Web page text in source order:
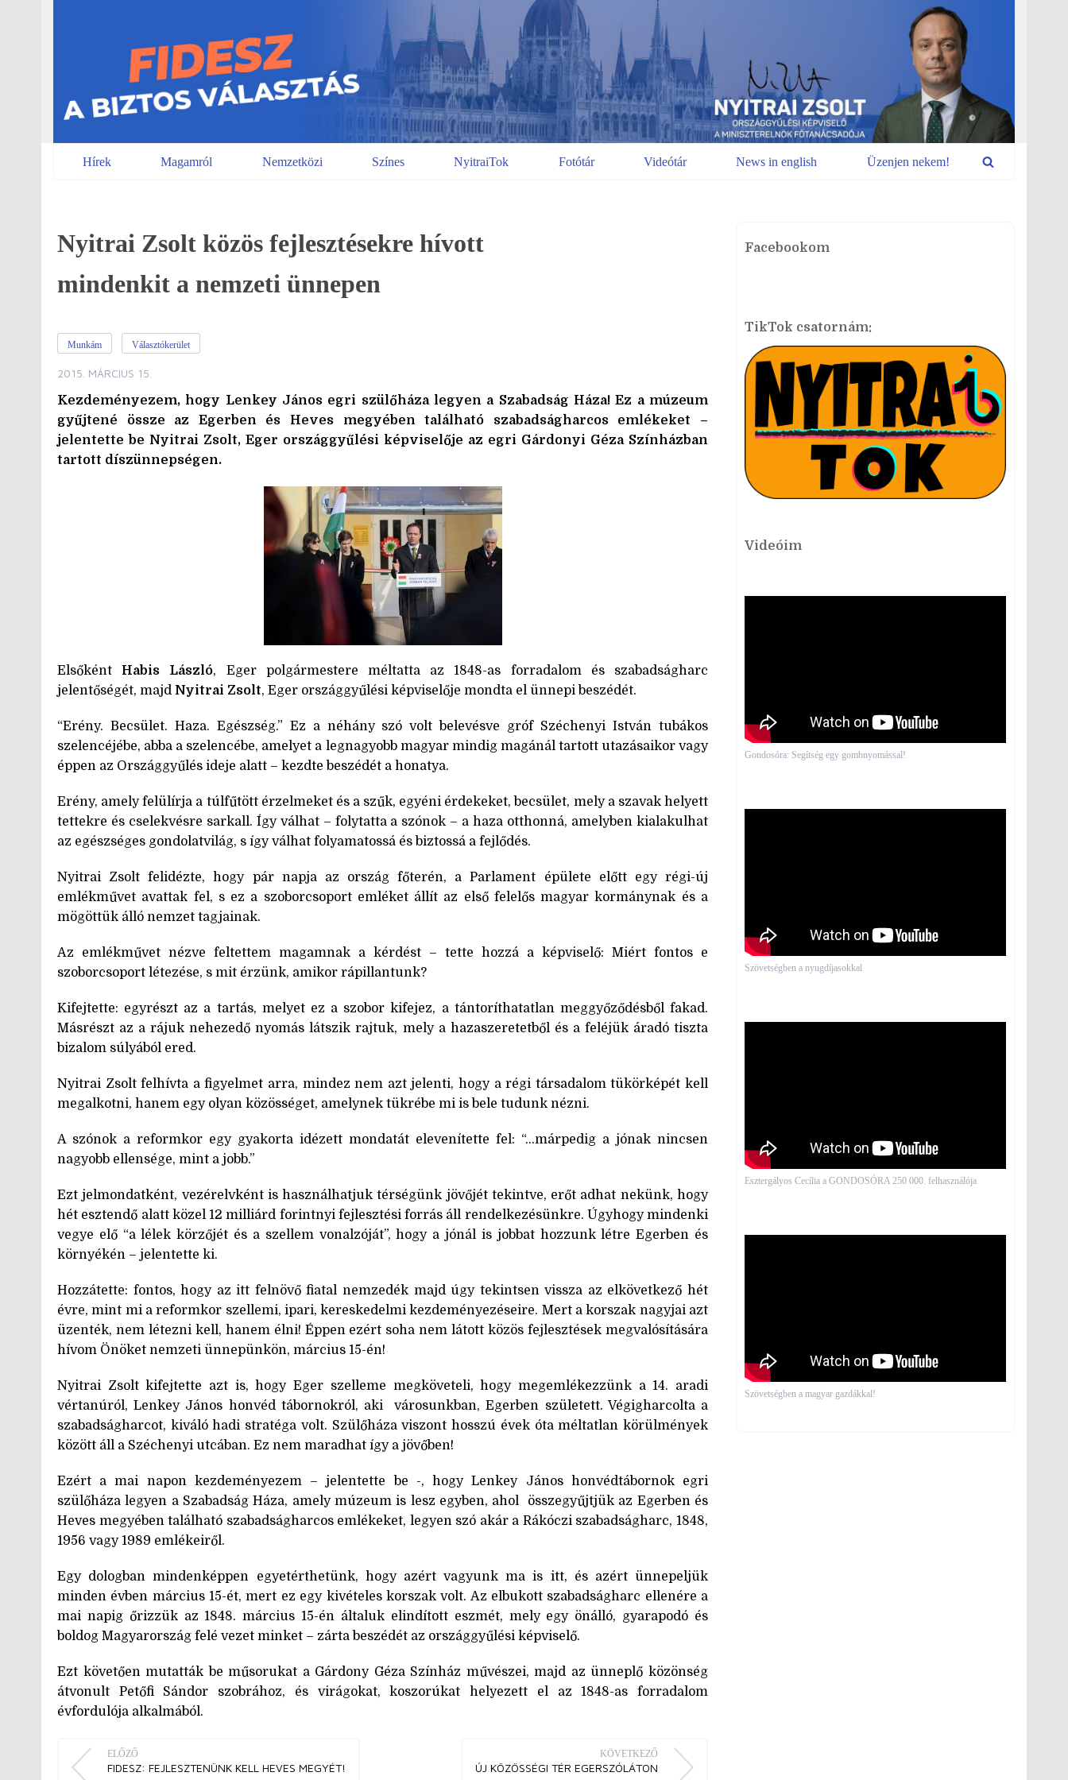
Hírek Magamról Nemzetközi Színes NyitraiTok Fotótár Videótár News in english Üzenjen nekem!
Nyitrai Zsolt közös fejlesztésekre hívott
mindenkit a nemzeti ünnepen
Munkám Választókerület
2015. MÁRCIUS 15.
Kezdeményezem, hogy Lenkey János egri szülőháza legyen a Szabadság Háza! Ez a múzeum
gyűjtené össze az Egerben és Heves megyében található szabadságharcos emlékeket –
jelentette be Nyitrai Zsolt, Eger országgyűlési képviselője az egri Gárdonyi Géza Színházban
tartott díszünnepségen.
Elsőként Habis László, Eger polgármestere méltatta az 1848-as forradalom és szabadságharc
jelentőségét, majd Nyitrai Zsolt, Eger országgyűlési képviselője mondta el ünnepi beszédét.
“Erény. Becsület. Haza. Egészség.” Ez a néhány szó volt belevésve gróf Széchenyi István tubákos
szelencéjébe, abba a szelencébe, amelyet a legnagyobb magyar mindig magánál tartott utazásaikor vagy
éppen az Országgyűlés ideje alatt – kezdte beszédét a honatya.
Erény, amely felülírja a túlfűtött érzelmeket és a szűk, egyéni érdekeket, becsület, mely a szavak helyett
tettekre és cselekvésre sarkall. Így válhat – folytatta a szónok – a haza otthonná, amelyben kialakulhat
az egészséges gondolatvilág, s így válhat folyamatossá és biztossá a fejlődés.
Nyitrai Zsolt felidézte, hogy pár napja az ország főterén, a Parlament épülete előtt egy régi-új
emlékművet avattak fel, s ez a szoborcsoport emléket állít az első felelős magyar kormánynak és a
mögöttük álló nemzet tagjainak.
Az emlékművet nézve feltettem magamnak a kérdést – tette hozzá a képviselő: Miért fontos e
szoborcsoport létezése, s mit érzünk, amikor rápillantunk?
Kifejtette: egyrészt az a tartás, melyet ez a szobor kifejez, a tántoríthatatlan meggyőződésből fakad.
Másrészt az a rájuk nehezedő nyomás látszik rajtuk, mely a hazaszeretetből és a feléjük áradó tiszta
bizalom súlyából ered.
Nyitrai Zsolt felhívta a figyelmet arra, mindez nem azt jelenti, hogy a régi társadalom tükörképét kell
megalkotni, hanem egy olyan közösséget, amelynek tükrébe mi is bele tudunk nézni.
A szónok a reformkor egy gyakorta idézett mondatát elevenítette fel: “…márpedig a jónak nincsen
nagyobb ellensége, mint a jobb.”
Ezt jelmondatként, vezérelvként is használhatjuk térségünk jövőjét tekintve, erőt adhat nekünk, hogy
hét esztendő alatt közel 12 milliárd forintnyi fejlesztési forrás áll rendelkezésünkre. Úgyhogy mindenki
vegye elő “a lélek körzőjét és a szellem vonalzóját”, hogy a jónál is jobbat hozzunk létre Egerben és
környékén – jelentette ki.
Hozzátette: fontos, hogy az itt felnövő fiatal nemzedék majd úgy tekintsen vissza az elkövetkező hét
évre, mint mi a reformkor szellemi, ipari, kereskedelmi kezdeményezéseire. Mert a korszak nagyjai azt
üzenték, nem létezni kell, hanem élni! Éppen ezért soha nem látott közös fejlesztések megvalósítására
hívom Önöket nemzeti ünnepünkön, március 15-én!
Nyitrai Zsolt kifejtette azt is, hogy Eger szelleme megköveteli, hogy megemlékezzünk a 14. aradi
vértanúról, Lenkey János honvéd tábornokról, aki városunkban, Egerben született. Végigharcolta a
szabadságharcot, kiváló hadi stratéga volt. Szülőháza viszont hosszú évek óta méltatlan körülmények
között áll a Széchenyi utcában. Ez nem maradhat így a jövőben!
Ezért a mai napon kezdeményezem – jelentette be -, hogy Lenkey János honvédtábornok egri
szülőháza legyen a Szabadság Háza, amely múzeum is lesz egyben, ahol összegyűjtjük az Egerben és
Heves megyében található szabadságharcos emlékeket, legyen szó akár a Rákóczi szabadságharc, 1848,
1956 vagy 1989 emlékeiről.
Egy dologban mindenképpen egyetérthetünk, hogy azért vagyunk ma is itt, és azért ünnepeljük
minden évben március 15-ét, mert ez egy kivételes korszak volt. Az elbukott szabadságharc ellenére a
mai napig őrizzük az 1848. március 15-én általuk elindított eszmét, mely egy önálló, gyarapodó és
boldog Magyarország felé vezet minket – zárta beszédét az országgyűlési képviselő.
Ezt követően mutatták be műsorukat a Gárdony Géza Színház művészei, majd az ünneplő közönség
átvonult Petőfi Sándor szobrához, és virágokat, koszorúkat helyezett el az 1848-as forradalom
évfordulója alkalmából.
ELŐZŐ
FIDESZ: FEJLESZTENÜNK KELL HEVES MEGYÉT!
KÖVETKEZŐ
ÚJ KÖZÖSSÉGI TÉR EGERSZÓLÁTON
Facebookom
TikTok csatornám:
Videóim
Gondosóra: Segítség egy gombnyomással!
Szövetségben a nyugdíjasokkal
Esztergályos Cecília a GONDOSÓRA 250 000. felhasználója
Szövetségben a magyar gazdákkal!